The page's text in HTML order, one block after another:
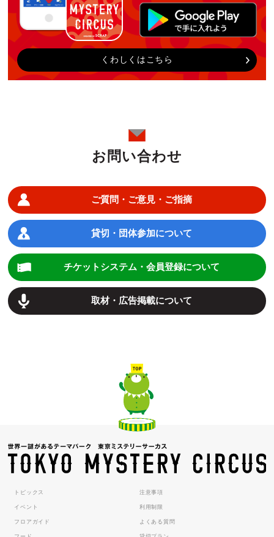
くわしくはこちら
お問い合わせ
ご質問・ご意見・ご指摘
貸切・団体参加について
チケットシステム・会員登録について
取材・広告掲載について
トピックス
イベント
フロアガイド
注意事項
利用制限
よくある質問